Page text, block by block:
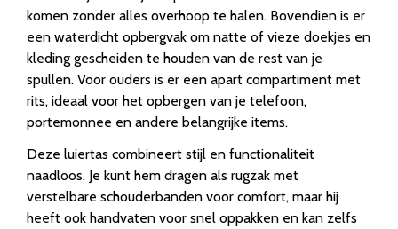
komen zonder alles overhoop te halen. Bovendien is er
een waterdicht opbergvak om natte of vieze doekjes en
kleding gescheiden te houden van de rest van je
spullen. Voor ouders is er een apart compartiment met
rits, ideaal voor het opbergen van je telefoon,
portemonnee en andere belangrijke items.
Deze luiertas combineert stijl en functionaliteit
naadloos. Je kunt hem dragen als rugzak met
verstelbare schouderbanden voor comfort, maar hij
heeft ook handvaten voor snel oppakken en kan zelfs